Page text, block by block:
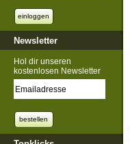
Newsletter
Hol dir unseren
kostenlosen Newsletter